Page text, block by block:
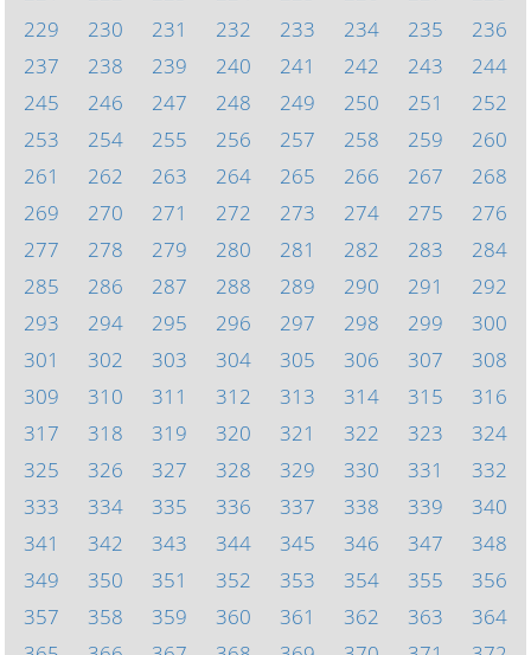
229
230 231 232 233 234 235
236
237
238 239 240 241 242 243
244
245
246 247 248 249 250 251
252
253
254 255 256 257 258 259
260
261
262 263 264 265 266 267
268
269
270 271 272 273 274 275
276
277
278 279 280 281 282 283
284
285
286 287 288 289 290 291
292
293
294 295 296 297 298 299
300
301
302 303 304 305 306 307
308
309
310 311 312 313 314 315
316
317
318 319 320 321 322 323
324
325
326 327 328 329 330 331
332
333
334 335 336 337 338 339
340
341
342 343 344 345 346 347
348
349
350 351 352 353 354 355
356
357
358 359 360 361 362 363
364